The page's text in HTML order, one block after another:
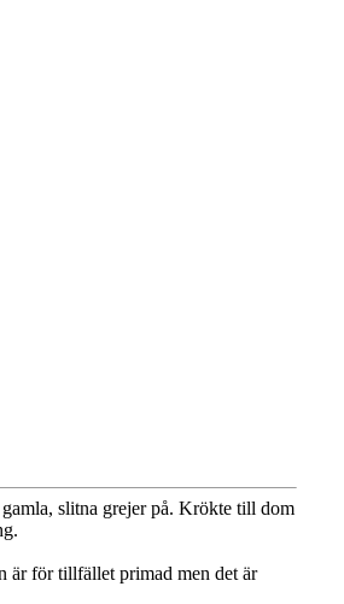
slitna grejer på. Krökte till dom
är för tillfället primad men det är